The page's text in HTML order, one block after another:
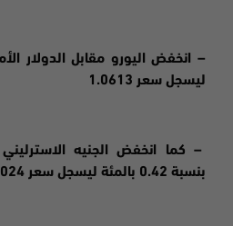
ليسجل سعر 1.0613
– كما انخفض الجنيه الاسترليني
بنسبة 0.42 بالمئة ليسجل سعر 1.2024